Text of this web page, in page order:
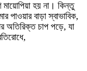
মায়োপিয়া হয় না। কিন্তু
পাওয়ার বাড়া স্বাভাবিক,
অতিরিক্ত চাপ পড়ে, যা